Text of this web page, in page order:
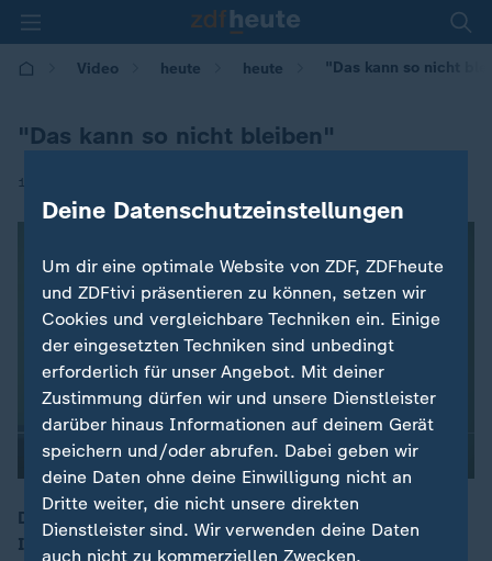
Video heute heute "Das kann so nicht
"Das kann so nicht bleiben"
10.06.2020 | 18:11
00:15
Die überfüllten Flüchtlingslager auf den griechischen
Inseln müssen evakuiert werden. Das fordert Martin
Deine Datenschutzeinstellungen
Um dir eine optimale Website von ZDF, ZDFheute
und ZDFtivi präsentieren zu können, setzen wir
Cookies und vergleichbare Techniken ein. Einige
der eingesetzten Techniken sind unbedingt
erforderlich für unser Angebot. Mit deiner
Zustimmung dürfen wir und unsere Dienstleister
darüber hinaus Informationen auf deinem Gerät
speichern und/oder abrufen. Dabei geben wir
deine Daten ohne deine Einwilligung nicht an
Dritte weiter, die nicht unsere direkten
Dienstleister sind. Wir verwenden deine Daten
auch nicht zu kommerziellen Zwecken.